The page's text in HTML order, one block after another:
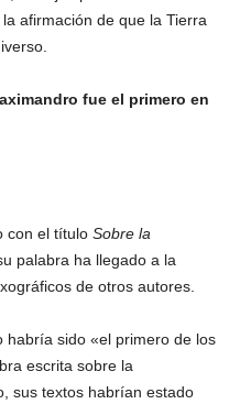
afirmación de que la Tierra
fue el primero en
con el título Sobre la
palabra ha llegado a la
de otros autores.
habría sido «el primero de los
escrita sobre la
sus textos habrían estado